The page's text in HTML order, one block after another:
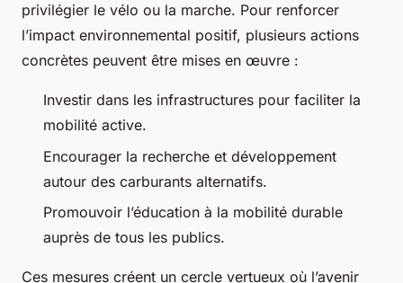
privilégier le vélo ou la marche. Pour renforcer
l’impact environnemental positif, plusieurs actions
concrètes peuvent être mises en œuvre :
Investir dans les infrastructures pour faciliter la
mobilité active.
Encourager la recherche et développement
autour des carburants alternatifs.
Promouvoir l’éducation à la mobilité durable
auprès de tous les publics.
Ces mesures créent un cercle vertueux où l’avenir